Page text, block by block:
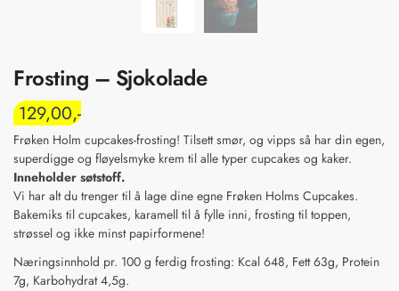
Frosting – Sjokolade
129,00
Frøken Holm cupcakes-frosting! Tilsett smør, og vipps så har din egen,
superdigge og fløyelsmyke krem til alle typer cupcakes og kaker.
Inneholder søtstoff.
Vi har alt du trenger til å lage dine egne Frøken Holms Cupcakes.
Bakemiks til cupcakes, karamell til å fylle inni, frosting til toppen,
strøssel og ikke minst papirformene!
Næringsinnhold pr. 100 g ferdig frosting: Kcal 648, Fett 63g, Protein
7g, Karbohydrat 4,5g.